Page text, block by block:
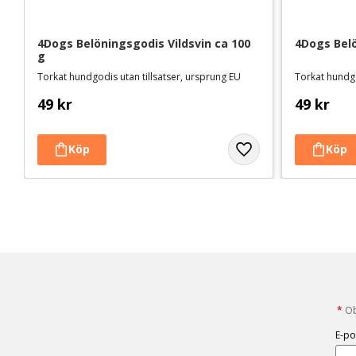
4Dogs Belöningsgodis Vildsvin ca 100
g
Torkat hundgodis utan tillsatser, ursprung EU
49 kr
4Dogs
Torkat
49 kr
*
E-